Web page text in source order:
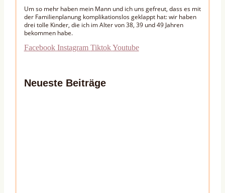
Um so mehr haben mein Mann und ich uns gefreut, dass es mit
der Familienplanung komplikationslos geklappt hat: wir haben
drei tolle Kinder, die ich im Alter von 38, 39 und 49 Jahren
bekommen habe.
Facebook Instagram Tiktok Youtube
Neueste Beiträge